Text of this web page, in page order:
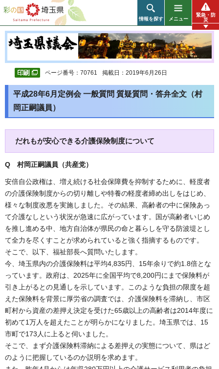
彩の国 埼玉県
情報を探す メニュー
緊急・防
災
ページ番号：70761 掲載日：2019年6月26日
平成28年6月定例会 一般質問 質疑質問・答弁全文（村
岡正嗣議員）
だれもが安心できる介護保険制度について
Q 村岡正嗣議員（共産党）
安倍自公政権は、増え続ける社会保障費を抑制するために、軽度者
の介護保険制度からの切り離しや特養の軽度者締め出しをはじめ、
様々な制度改悪を実施しました。その結果、高齢者の中に保険あっ
て介護なしという状況が急速に広がっています。国が高齢者いじめ
を推し進める中、地方自治体が県民の命と暮らしを守る防波堤とし
て全力を尽くすことが求められていると強く指摘するものです。
そこで、以下、福祉部長へ質問いたします。
今、埼玉県内の介護保険料は平均4,835円、15年余りで約1.8倍とな
っています。政府は、2025年に全国平均で8,200円にまで保険料が
引き上がるとの見通しを示しています。このような負担の限度を超
えた保険料を背景に厚労省の調査では、介護保険料を滞納し、市区
町村から資産の差押え決定を受けた65歳以上の高齢者は2014年度に
初めて1万人を超えたことが明らかになりました。埼玉県では、15
市町で173人に上ると伺いました。
そこで、まず介護保険料滞納による差押えの実態について、県はど
のように把握しているのか説明を求めます。